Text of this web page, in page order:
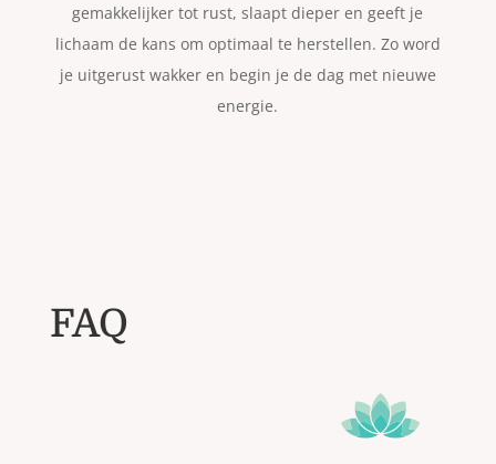
gemakkelijker tot rust, slaapt dieper en geeft je
lichaam de kans om optimaal te herstellen. Zo word
je uitgerust wakker en begin je de dag met nieuwe
energie.
FAQ